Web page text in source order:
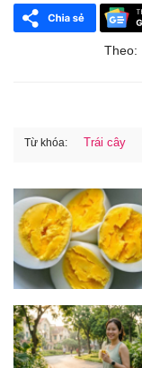
Theo:
Từ khóa: Trái cây